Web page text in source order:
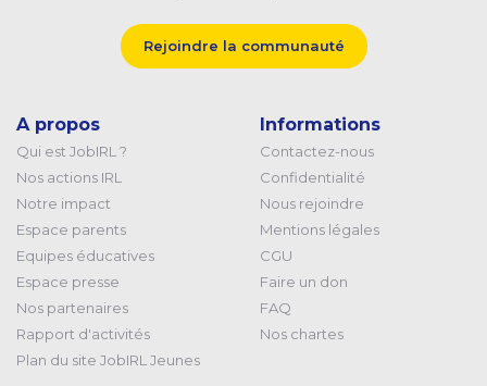
Rejoindre la communauté
A propos
Qui est JobIRL ?
Nos actions IRL
Notre impact
Espace parents
Equipes éducatives
Espace presse
Nos partenaires
Rapport d'activités
Plan du site JobIRL Jeunes
Informations
Contactez-nous
Confidentialité
Nous rejoindre
Mentions légales
CGU
Faire un don
FAQ
Nos chartes